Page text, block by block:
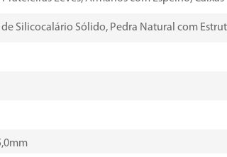
Silicocalário Sólido, Pedra Natural com